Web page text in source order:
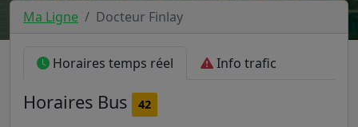
Ma Ligne Docteur Finlay
Horaires temps réel Info trafic
Horaires Bus 42